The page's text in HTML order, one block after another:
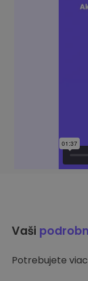
Vaši
Potrebujete